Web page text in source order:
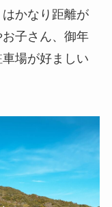
かなり距離が
子さん、御年
場が好ましい